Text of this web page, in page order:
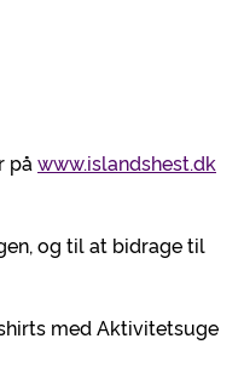
på www.islandshest.dk
og til at bidrage til
med Aktivitetsuge